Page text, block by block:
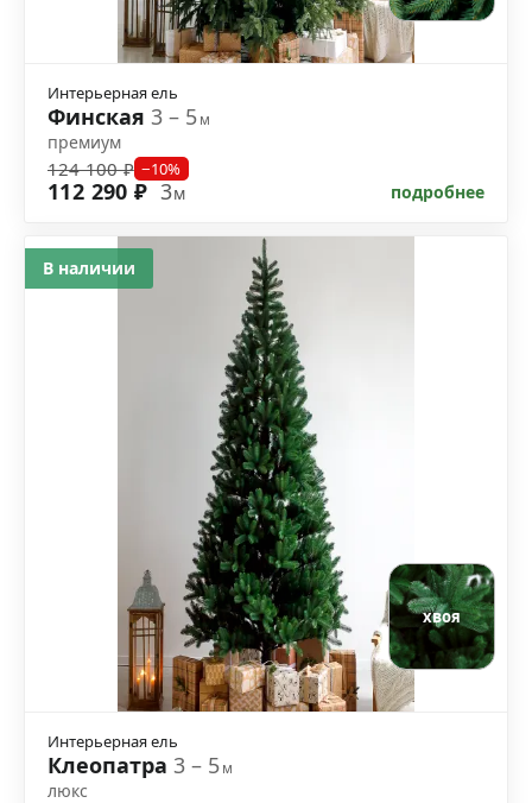
Интерьерная ель
Финская 3 – 5м
премиум
124 100 ₽ −10%
112 290 ₽ 3м подробнее
хвоя
Интерьерная ель
Клеопатра 3 – 5м
люкс
В наличии